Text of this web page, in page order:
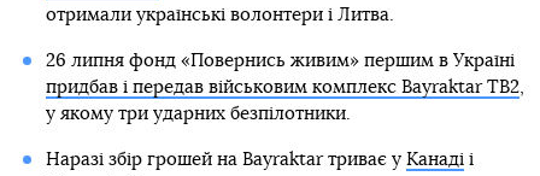
отримали українські волонтери і Литва.
26 липня фонд «Повернись живим» першим в Україні
придбав і передав військовим комплекс Bayraktar TB2,
у якому три ударних безпілотники.
Наразі збір грошей на Bayraktar триває у Канадіі